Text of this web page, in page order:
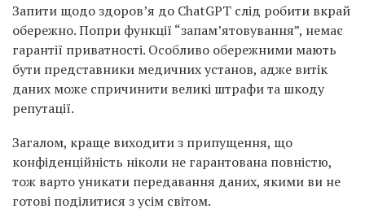
Запити щодо здоров’я до ChatGPT слід робити вкрай
обережно. Попри функції “запам’ятовування”, немає
гарантії приватності. Особливо обережними мають
бути представники медичних установ, адже витік
даних може спричинити великі штрафи та шкоду
репутації.
Загалом, краще виходити з припущення, що
конфіденційність ніколи не гарантована повністю,
тож варто уникати передавання даних, якими ви не
готові поділитися з усім світом.